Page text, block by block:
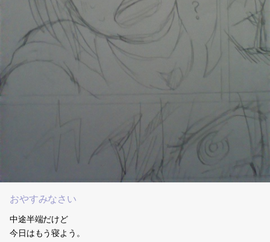
おやすみなさい
中途半端だけど
今日はもう寝よう。